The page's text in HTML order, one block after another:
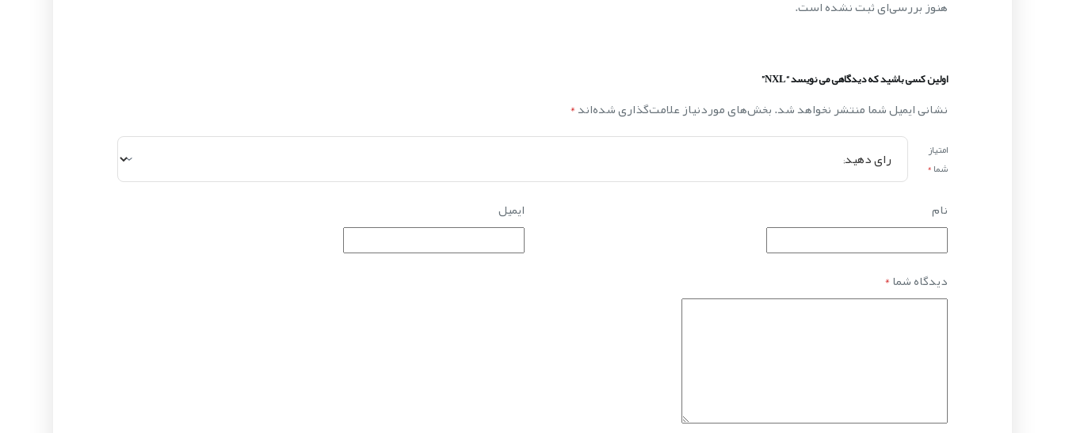
هنوز بررسی‌ای ثبت نشده است.
اولین کسی باشید که دیدگاهی می نویسد “NXL”
نشانی ایمیل شما منتشر نخواهد شد.بخش‌های موردنیاز علامت‌گذاری شده‌اند*
امتیاز
شما*
نام ایمیل
دیدگاه شما*